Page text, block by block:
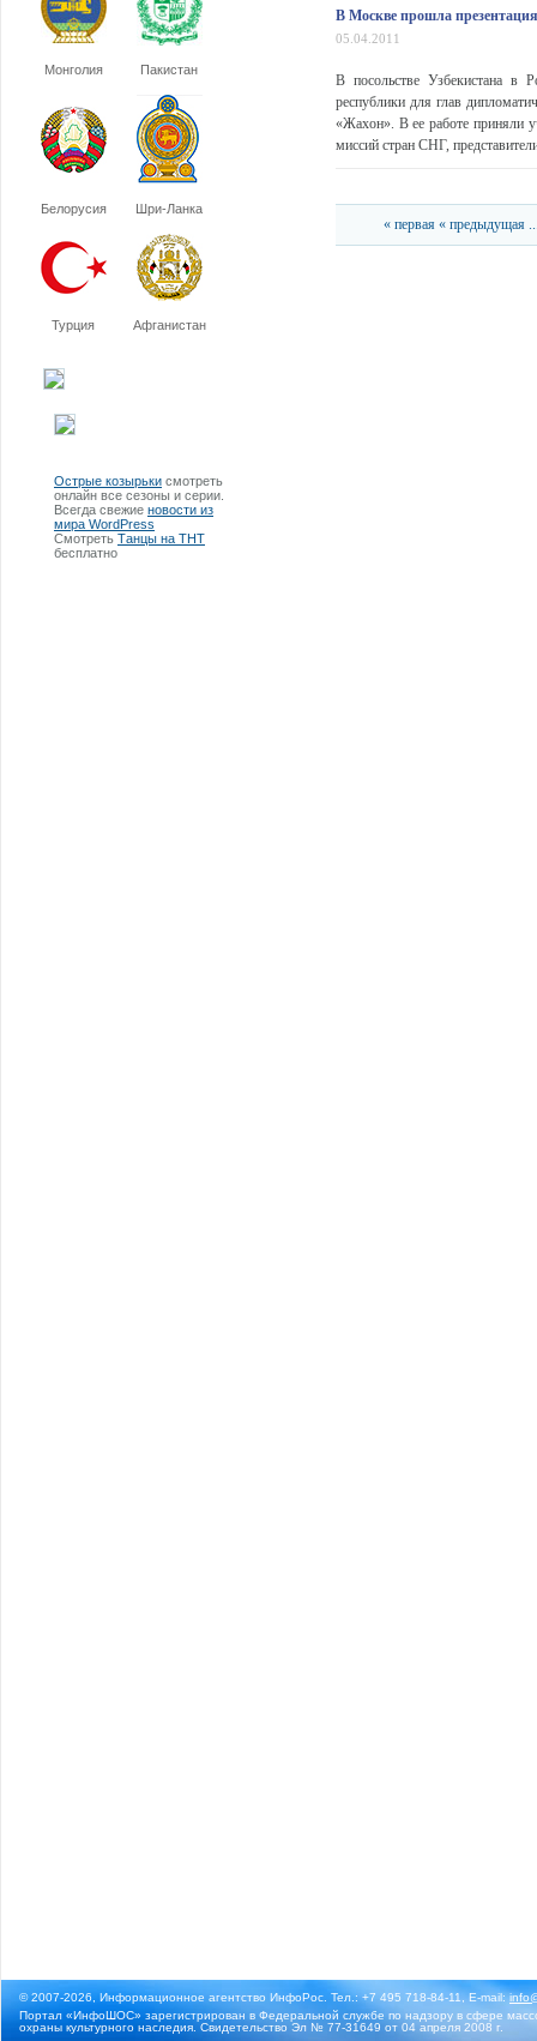
Монголия Пакистан
Белорусия Шри-Ланка
Турция Афганистан
Острые козырьки смотреть
онлайн все сезоны и серии.
Всегда свежие новости из
мира WordPress
Смотреть Танцы на ТНТ
бесплатно
В Москве прошла
05.04.2011
В посольстве Узбекистана в
республики для глав
«Жахон». В ее работе приняли
миссий стран СНГ,
« первая « предыдущая
© 2007-2026, Информационное агентство ИнфоРос. Тел.: +7 495 718-84-11, E-mail:
Портал «ИнфоШОС» зарегистрирован в Федеральной службе по надзору в сфере
охраны культурного наследия. Свидетельство Эл № 77-31649 от 04 апреля 2008 г.